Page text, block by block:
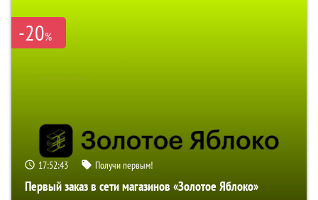
-20%
17:52:41 Получи первым!
Первый заказ в сети магазинов «Золотое Яблоко»